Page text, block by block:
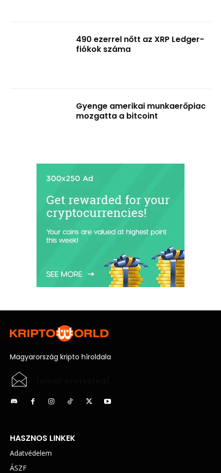
490 ezerrel nőtt az XRP Ledger-
fiókok száma
Gyenge amerikai munkaerőpiac
mozgatta a bitcoint
Magyarország kripto híroldala
HASZNOS LINKEK
Adatvédelem
ÁSZF